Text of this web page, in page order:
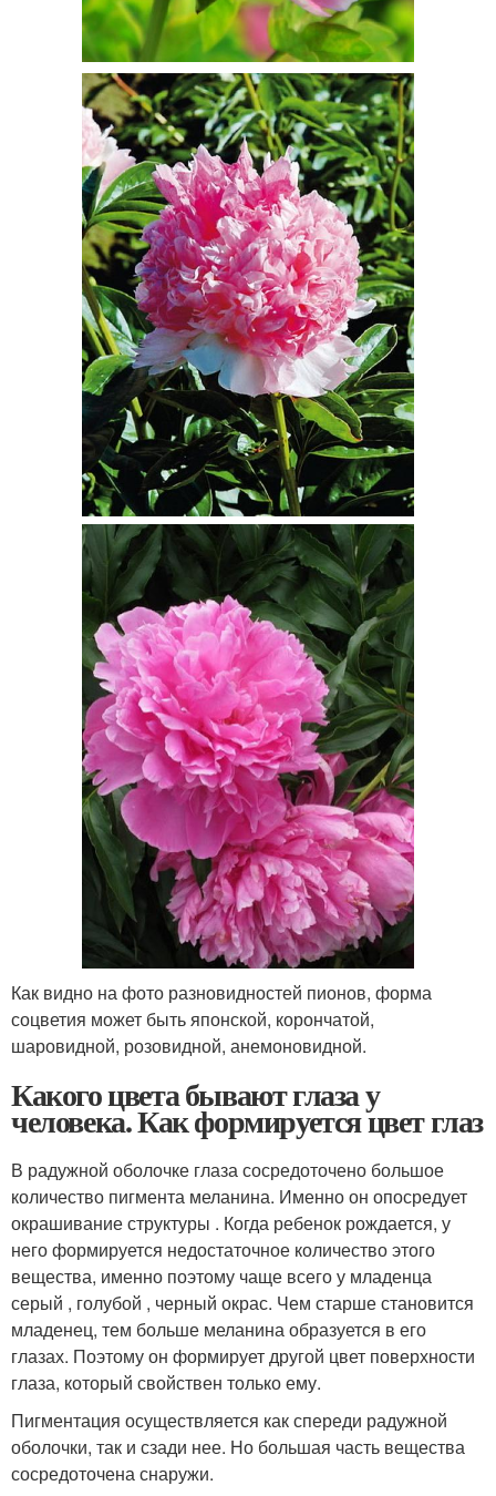
Как видно на фото разновидностей пионов, форма
соцветия может быть японской, корончатой,
шаровидной, розовидной, анемоновидной.
Какого цвета бывают глаза у
человека. Как формируется цвет глаз
В радужной оболочке глаза сосредоточено большое
количество пигмента меланина. Именно он опосредует
окрашивание структуры . Когда ребенок рождается, у
него формируется недостаточное количество этого
вещества, именно поэтому чаще всего у младенца
серый , голубой , черный окрас. Чем старше становится
младенец, тем больше меланина образуется в его
глазах. Поэтому он формирует другой цвет поверхности
глаза, который свойствен только ему.
Пигментация осуществляется как спереди радужной
оболочки, так и сзади нее. Но большая часть вещества
сосредоточена снаружи.